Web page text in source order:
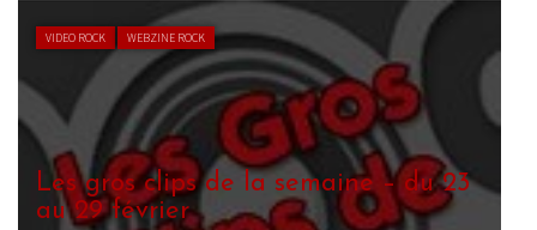
VIDEO ROCK WEBZINE ROCK
Les gros clips de la semaine – du 23
au 29 février